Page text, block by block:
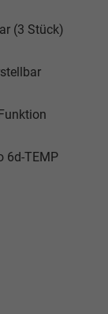
(3 Stück)
6d-TEMP